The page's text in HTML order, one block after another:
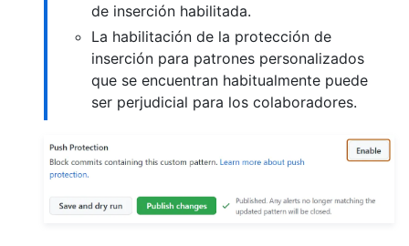
de inserción habilitada.
La habilitación de la protección de
inserción para patrones personalizados
que se encuentran habitualmente puede
ser perjudicial para los colaboradores.